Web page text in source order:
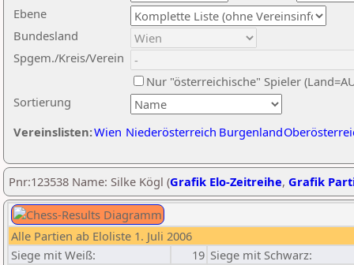
Ebene
Sortierung
Bundesland
Spgem./Kreis/Verein
Nur "österreichische" Spieler
Vereinslisten:Wien Niederösterreich Burgenland
Pnr:123538 Name: Silke Kögl (Grafik Elo-Zeitreihe, Grafik
Alle Partien ab Eloliste 1. Juli 2006
Siege mit Weiß:
19 Siege mit Schwarz: